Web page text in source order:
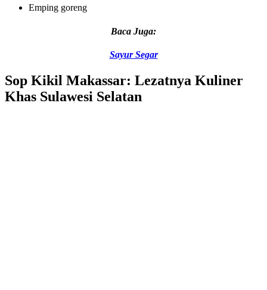
Emping goreng
Baca Juga:
Sayur Segar
Sop Kikil Makassar: Lezatnya Kuliner
Khas Sulawesi Selatan